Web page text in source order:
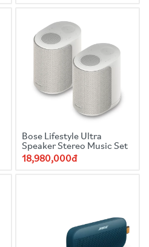
Bose Lifestyle Ultra
Speaker Stereo Music Set
18,980,000đ